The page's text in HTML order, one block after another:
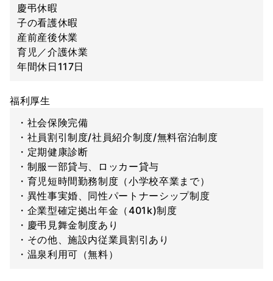
慶弔休暇
子の看護休暇
産前産後休業
育児／介護休業
年間休日117日
福利厚生
・社会保険完備
・社員割引制度/社員紹介制度/無料宿泊制度
・定期健康診断
・制服一部貸与、ロッカー貸与
・育児短時間勤務制度（小学校卒業まで）
・異性事実婚、同性パートナーシップ制度
・企業型確定拠出年金（401k)制度
・慶弔見舞金制度あり
・その他、施設内従業員割引あり
・温泉利用可（無料）